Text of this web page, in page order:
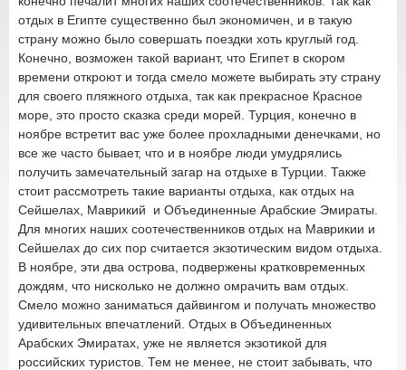
отдых в Египте существенно был экономичен, и в такую
страну можно было совершать поездки хоть круглый год.
Конечно, возможен такой вариант, что Египет в скором
времени откроют и тогда смело можете выбирать эту страну
для своего пляжного отдыха, так как прекрасное Красное
море, это просто сказка среди морей. Турция, конечно в
ноябре встретит вас уже более прохладными денечками, но
все же часто бывает, что и в ноябре люди умудрялись
получить замечательный загар на отдыхе в Турции. Также
стоит рассмотреть такие варианты отдыха, как отдых на
Сейшелах, Маврикий и Объединенные Арабские Эмираты.
Для многих наших соотечественников отдых на Маврикии и
Сейшелах до сих пор считается экзотическим видом отдыха.
В ноябре, эти два острова, подвержены кратковременных
дождям, что нисколько не должно омрачить вам отдых.
Смело можно заниматься дайвингом и получать множество
удивительных впечатлений. Отдых в Объединенных
Арабских Эмиратах, уже не является экзотикой для
российских туристов. Тем не менее, не стоит забывать, что